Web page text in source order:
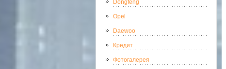
Dongfeng
Opel
Daewoo
Кредит
Фотогалерея